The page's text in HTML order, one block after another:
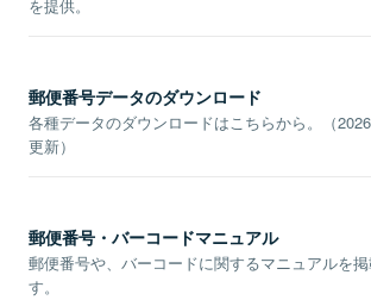
を提供。
郵便番号データのダウンロード
各種データのダウンロードはこちらから。（
更新）
郵便番号・バーコードマニュアル
郵便番号や、バーコードに関するマニュアルを掲
す。